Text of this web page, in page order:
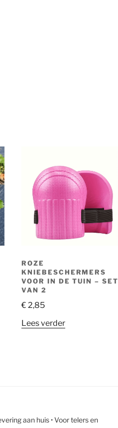
ROZE
KNIEBESCHERMERS
VOOR IN DE TUIN – SET
VAN 2
€ 2,85
Lees verder
aan huis • Voor telers en